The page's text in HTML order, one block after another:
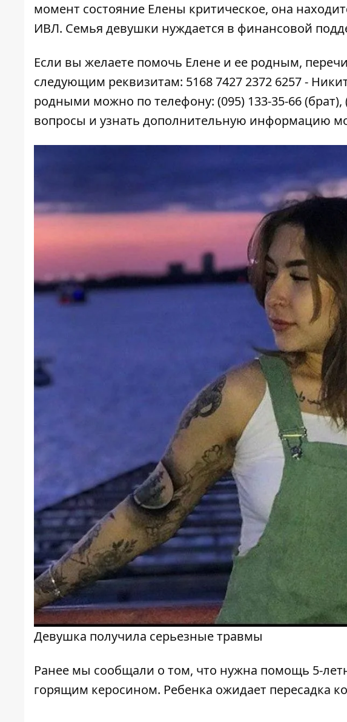
момент состояние Елены критическое, она
ИВЛ. Семья девушки нуждается в финансовой
Если вы желаете помочь Елене и ее родным,
следующим реквизитам: 5168 7427 2372 6257 -
родными можно по телефону: (095) 133-35-66 (брат),
вопросы и узнать дополнительную информацию
Девушка получила серьезные травмы
Ранее мы сообщали о том, что нужна помощь 5-
горящим керосином. Ребенка ожидает пересадка